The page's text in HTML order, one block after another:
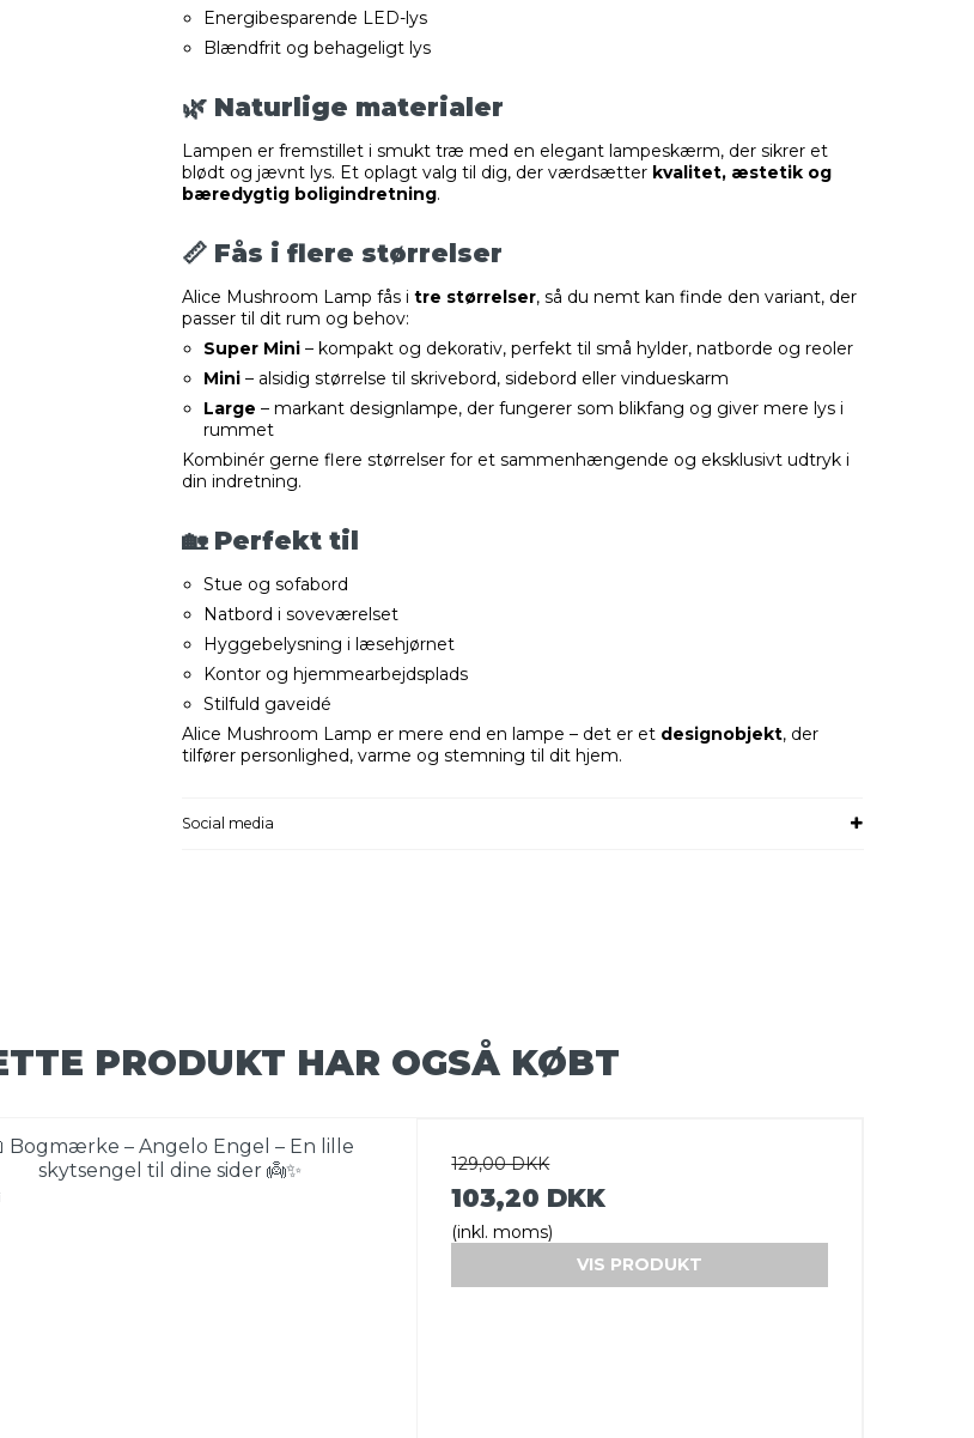
Energibesparende LED-lys
Blændfrit og behageligt lys
🌿 Naturlige materialer
Lampen er fremstillet i smukt træ med en elegant lampeskærm, der sikrer et
blødt og jævnt lys. Et oplagt valg til dig, der værdsætter kvalitet, æstetik og
bæredygtig boligindretning.
📏 Fås i flere størrelser
Alice Mushroom Lamp fås i tre størrelser, så du nemt kan finde den variant, der
passer til dit rum og behov:
Super Mini– kompakt og dekorativ, perfekt til små hylder, natborde og reoler
Mini– alsidig størrelse til skrivebord, sidebord eller vindueskarm
Large – markant designlampe, der fungerer som blikfang og giver mere lys i
rummet
Kombinér gerne flere størrelser for et sammenhængende og eksklusivt udtryk i
din indretning.
🏡 Perfekt til
Stue og sofabord
Natbord i soveværelset
Hyggebelysning i læsehjørnet
Kontor og hjemmearbejdsplads
Stilfuld gaveidé
Alice Mushroom Lamp er mere end en lampe – det er et designobjekt, der
tilfører personlighed, varme og stemning til dit hjem.
Social media
PRODUKT HAR OGSÅ KØBT
Bogmærke – Angelo Engel – En lille
skytsengel til dine sider 👼✨
129,00 DKK
103,20 DKK
(inkl. moms)
VIS PRODUKT